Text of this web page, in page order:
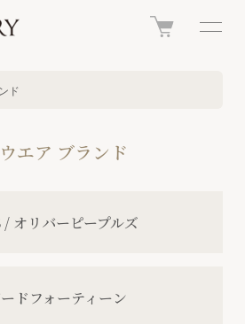
ド
エア ブランド
オリバーピープルズ
ドフォーティーン